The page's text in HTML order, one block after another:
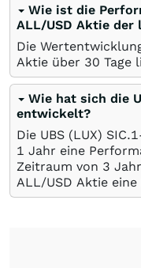
Wie ist die
ALL/USD Aktie der
Die
Aktie über 30 Tage
Wie hat sich die
entwickelt?
Die UBS (LUX)
1 Jahr eine
Zeitraum von 3
ALL/USD Aktie